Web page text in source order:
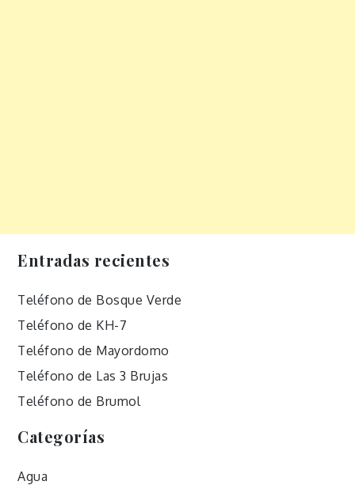
Entradas recientes
Teléfono de Bosque Verde
Teléfono de KH-7
Teléfono de Mayordomo
Teléfono de Las 3 Brujas
Teléfono de Brumol
Categorías
Agua